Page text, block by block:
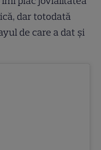
dar totodată
de care a dat și